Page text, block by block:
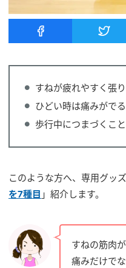
すねが疲れやすく張
ひどい時は痛みがでる
歩行中につまづくこ
このような方へ、専用グッ
を7種目 」紹介します。
すねの筋肉
痛みだけで